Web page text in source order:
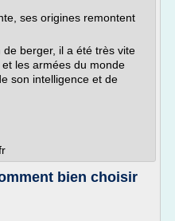
ses origines remontent
berger, il a été très vite
les armées du monde
son intelligence et de
bien choisir